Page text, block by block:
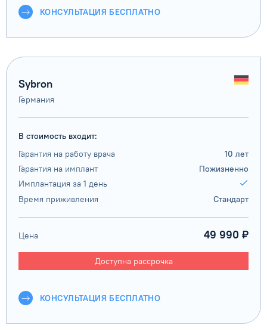
КОНСУЛЬТАЦИЯ БЕСПЛАТНО
Sybron
Германия
В стоимость входит:
Гарантия на работу врача
10 лет
Гарантия на имплант
Пожизненно
Имплантация за 1 день
Время приживления
Стандарт
Цена 49 990 ₽
Доступна рассрочка
КОНСУЛЬТАЦИЯ БЕСПЛАТНО